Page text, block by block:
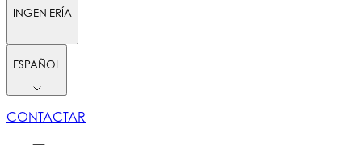
INGENIERÍA
ESPAÑOL
CONTACTAR